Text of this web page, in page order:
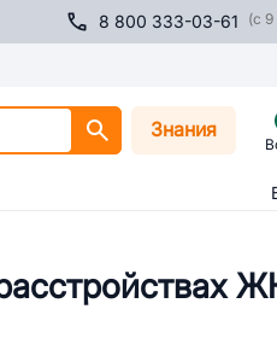
8 800 333-03-61 (с 9
Знания